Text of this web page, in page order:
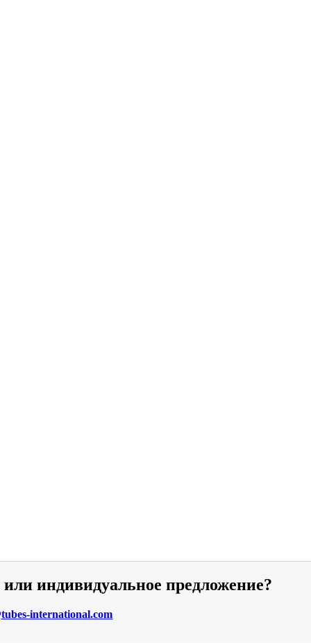
индивидуальное предложение?
international.com